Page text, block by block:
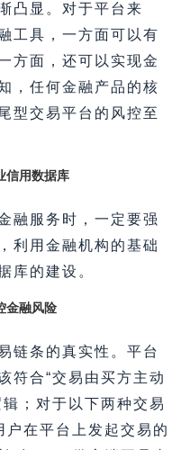
凸显。对于平台来
工具，一方面可以有
方面，还可以实现金
，任何金融产品的核
型交易平台的风控至
信用数据库
融服务时，一定要强
利用金融机构的基础
库的建设。
金融风险
链条的真实性。平台
符合“交易由买方主动
；对于以下两种交易
在平台上发起交易的